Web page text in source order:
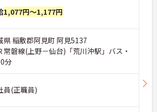
1,077円～1,177円
県 稲敷郡阿見町 阿見5137
常磐線(上野－仙台)「荒川沖駅」バス・
分
員(正職員)